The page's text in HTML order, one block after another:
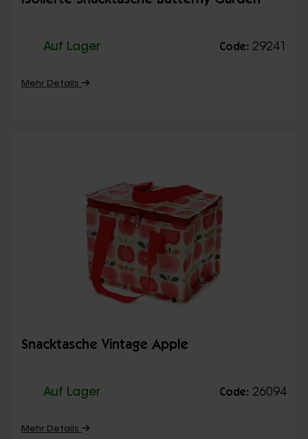
Auf Lager Code: 29241
Mehr Details
Snacktasche Vintage Apple
Auf Lager Code: 26094
Mehr Details